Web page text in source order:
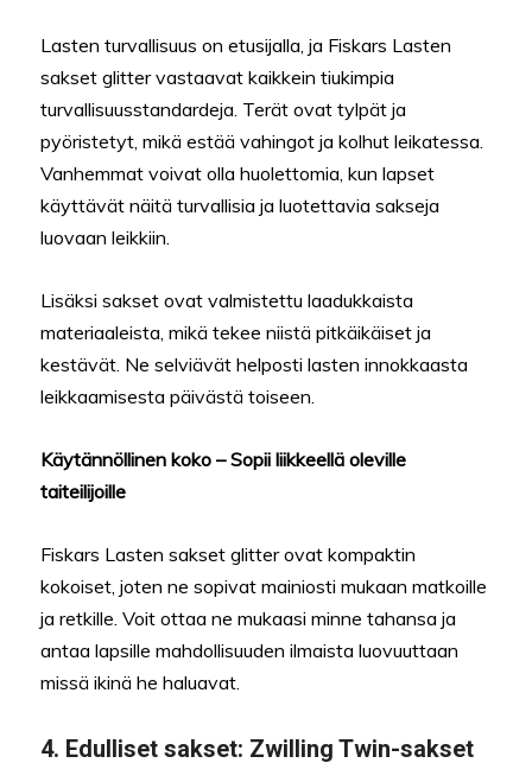
Lasten turvallisuus on etusijalla, ja Fiskars Lasten
sakset glitter vastaavat kaikkein tiukimpia
turvallisuusstandardeja. Terät ovat tylpät ja
pyöristetyt, mikä estää vahingot ja kolhut leikatessa.
Vanhemmat voivat olla huolettomia, kun lapset
käyttävät näitä turvallisia ja luotettavia sakseja
luovaan leikkiin.
Lisäksi sakset ovat valmistettu laadukkaista
materiaaleista, mikä tekee niistä pitkäikäiset ja
kestävät. Ne selviävät helposti lasten innokkaasta
leikkaamisesta päivästä toiseen.
Käytännöllinen koko – Sopii liikkeellä oleville
taiteilijoille
Fiskars Lasten sakset glitter ovat kompaktin
kokoiset, joten ne sopivat mainiosti mukaan matkoille
ja retkille. Voit ottaa ne mukaasi minne tahansa ja
antaa lapsille mahdollisuuden ilmaista luovuuttaan
missä ikinä he haluavat.
4. Edulliset sakset: Zwilling Twin-sakset